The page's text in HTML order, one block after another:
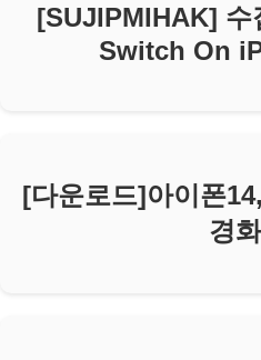
[SUJIPMIHAK] 수
Switch On
[다운로드]아이폰
경